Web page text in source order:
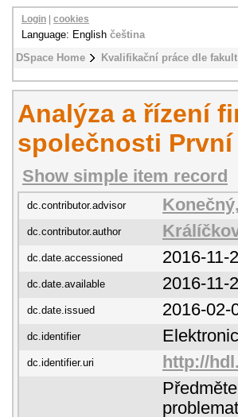
DSpace Home Kvalifikační práce dle fakult
Login cookies
Language: English čeština
Analýza a řízení
společnosti
Show simple item record
dc.contributor.advisor
dc.contributor.author
dc.date.accessioned 2016-11-
dc.date.available 2016-11-
dc.date.issued 2016-02-
dc.identifier
dc.identifier.uri http://